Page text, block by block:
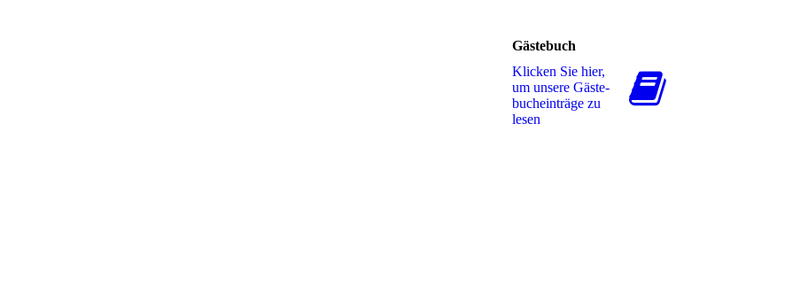
Gästebuch
Klicken Sie hier,
um unsere Gäs­te­
buch­ein­trä­ge zu
lesen